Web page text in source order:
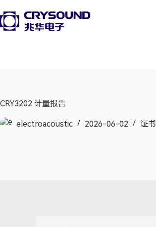
CRY3202 计量报告
electroacoustic 2026-06-02 证书